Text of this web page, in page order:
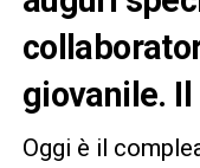
giovanile. Il
Oggi è il